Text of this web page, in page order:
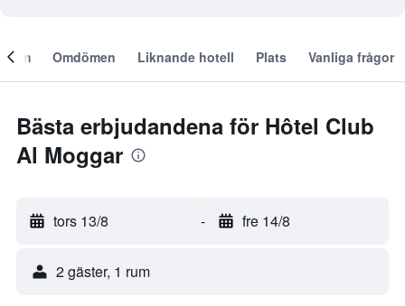
Om Omdömen Liknande hotell Plats Vanliga frågor
Bästa erbjudandena för Hôtel Club
Al Moggar
tors 13/8 - fre 14/8
2 gäster, 1 rum